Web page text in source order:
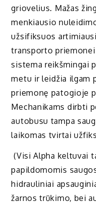
griovelius. Mažas
menkiausio
užsifiksuos
transporto
sistema reikšmingai
metu ir leidžia ilgam
priemonę patogioje
Mechanikams dirbti
autobusu tampa
laikomas tvirtai
(Visi Alpha keltuvai
papildomomis
hidrauliniai
žarnos trūkimo, bei